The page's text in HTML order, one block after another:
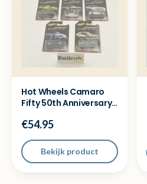
Hot Wheels Camaro
Fifty 50th Anniversary
€54.95
Bekijk product